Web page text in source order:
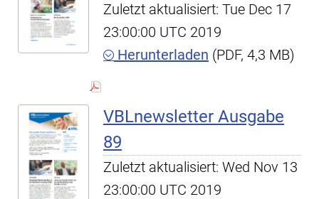
Zuletzt aktualisiert: Tue Dec 17
23:00:00 UTC 2019
Herunterladen (PDF, 4,3 MB)
VBLnewsletter Ausgabe
89
Zuletzt aktualisiert: Wed Nov 13
23:00:00 UTC 2019